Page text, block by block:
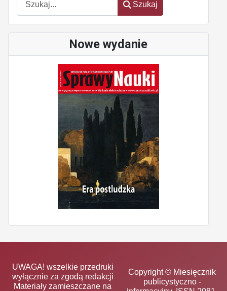
Szukaj
Nowe wydanie
UWAGA! wszelkie przedruki
wyłącznie za zgodą redakcji
Materiały zamieszczane na
Copyright © Miesięcznik
publicystyczno -